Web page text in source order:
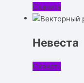
Скачать
Невеста
Скачать